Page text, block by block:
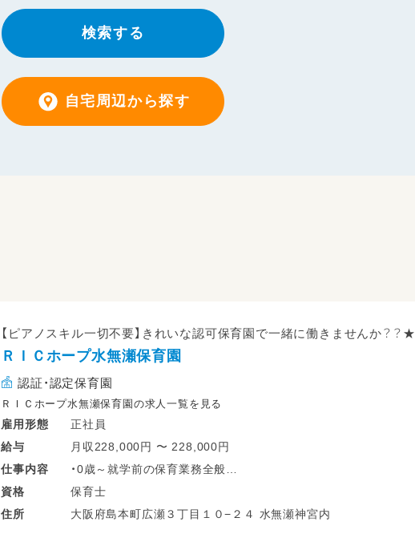
検索する
自宅周辺から探す
【ピアノスキル一切不要】きれいな認可保育園で一緒に働きませんか？？★
ＲＩＣホープ水無瀬保育園
認証・認定保育園
ＲＩＣホープ水無瀬保育園の求人一覧を見る
雇用形態
正社員
給与
月収228,000円 〜 228,000円
仕事内容
・0歳～就学前の保育業務全般
・子どもたちの身の回りのお世話
・日々の遊びや活動のサポート
資格
保育士
住所
大阪府島本町広瀬３丁目１０−２４ 水無瀬神宮内